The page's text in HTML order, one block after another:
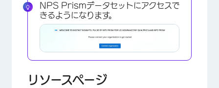
×
NPS Prismデータセットにアクセスで
きるようになります。
リソースページ